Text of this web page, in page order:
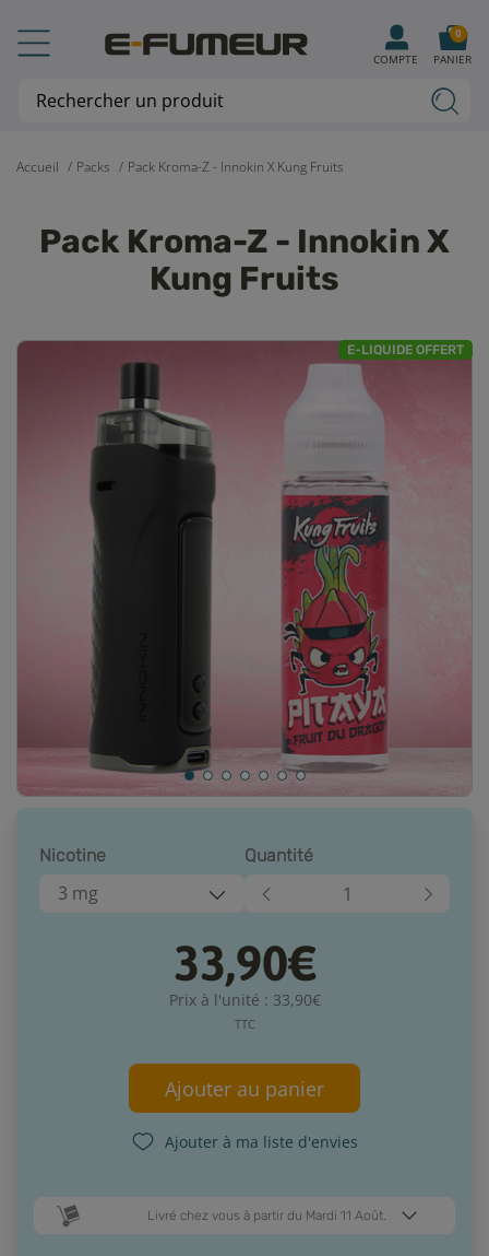
Accueil Packs Pack Kroma-Z - Innokin X Kung Fruits
Pack Kroma-Z - Innokin X
Kung Fruits
E-LIQUIDE OFFERT
Nicotine
3 mg
Quantité
33,90€
Prix à l'unité : 33,90€
TTC
Ajouter au panier
Ajouter à ma liste d'envies
Livré chez vous à partir du Mardi 11 Août.
COMPTE PANIER
0